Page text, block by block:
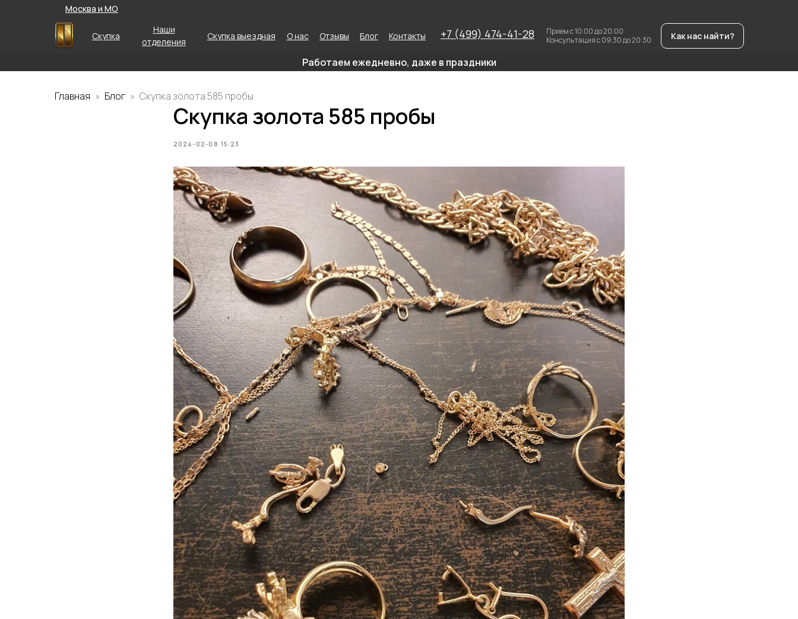
Москва и МО
Скупка
Наши
отделения
Скупка выездная О нас Отзывы Блог Контакты
Прием с 10:00 до 20:00
Консультация с 09:30 до 20:30
Как нас найти?
+7 (499) 474-41-28
Работаем ежедневно, даже в праздники
Главная Блог Скупка золота 585 пробы
Скупка золота 585 пробы
2024-02-08 15:23